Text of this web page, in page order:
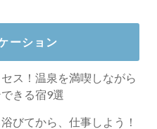
ーション
ス！温泉を満喫しながら
きる宿9選
びてから、仕事しよう！